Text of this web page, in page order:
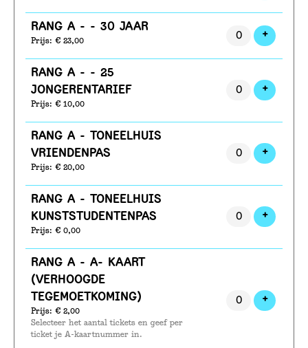
RANG A - - 30 JAAR
Prijs: € 23,00
+VOEG
RANG A - - 25
JONGERENTARIEF
Prijs: € 10,00
+VOEG
RANG A - TONEELHUIS
VRIENDENPAS
Prijs: € 20,00
+VOEG
RANG A - TONEELHUIS
KUNSTSTUDENTENPAS
Prijs: € 0,00
+VOEG
RANG A - A- KAART
(VERHOOGDE
TEGEMOETKOMING)
Prijs: € 2,00
Selecteer het aantal tickets en geef per
ticket je A-kaartnummer in.
+VOEG